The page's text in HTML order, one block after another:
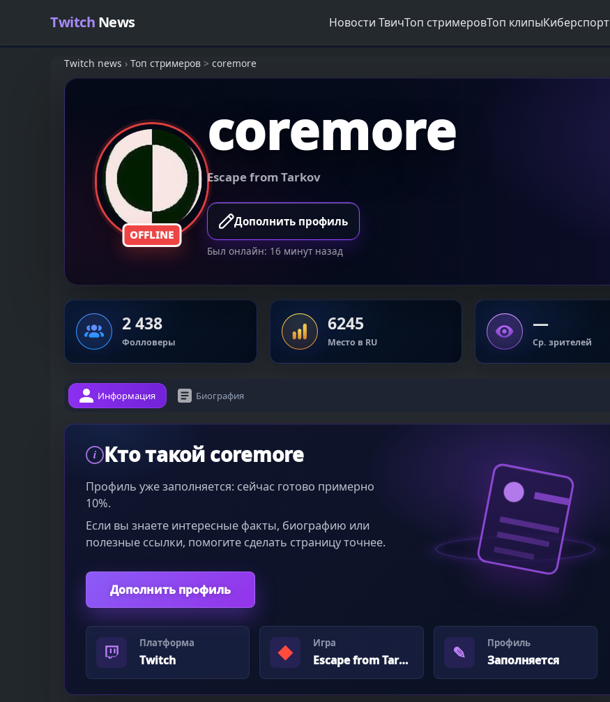
Twitch News Новости ТвичТоп стримеровТоп клипыКиберспорт
Twitch news › Топ стримеров > coremore
OFFLINE
coremore
Escape from Tarkov
Дополнить профиль
Был онлайн: 16 минут назад
2 438
Фолловеры
6245
Место в RU
—
Ср. зрителей
Информация Биография
i Кто такой coremore
Профиль уже заполняется: сейчас готово примерно
10%.
Если вы знаете интересные факты, биографию или
полезные ссылки, помогите сделать страницу точнее.
Дополнить профиль
Платформа
Twitch ◆ Игра
Escape from Tarkov ✎ Профиль
Заполняется